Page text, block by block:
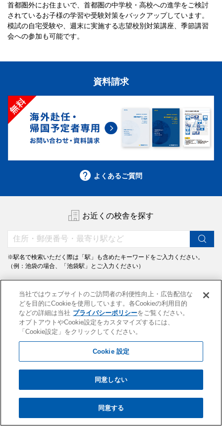
首都圏外にお住まいで、首都圏の中学校・高校への進学をご検討
されているお子様の学習や受験対策をバックアップしています。
模試の自宅受験や、週末に実施する志望校別対策講座、季節講習
会への参加も可能です。
資料請求
よくあるご質問
お近くの校舎を探す
※駅名で検索いただく際は「駅」も含めたキーワードをご入力ください。
（例：池袋の場合、「池袋駅」とご入力ください）
沿線から探す 地域から探す
模試・講座・イベントなどの情報をお届けします。
当社ではウェブサイトのご訪問者の利便性向上・広告配信な
どを目的にCookieを使用しています。各Cookieの利用目的
などの詳細は当社 プライバシーポリシーをご覧ください。
オプトアウトやCookie設定をカスタマイズするには、
「Cookie設定」をクリックしてください。
Cookie 設定
同意しない
同意する